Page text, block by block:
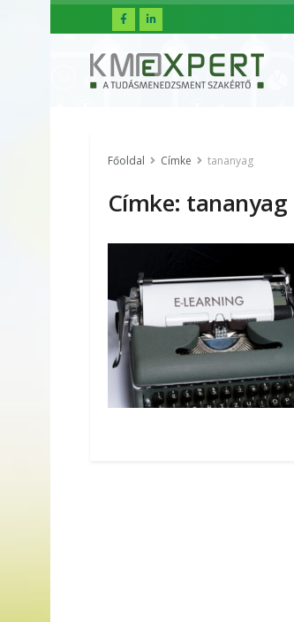
Főoldal Címke tananyag
Címke: tananyag